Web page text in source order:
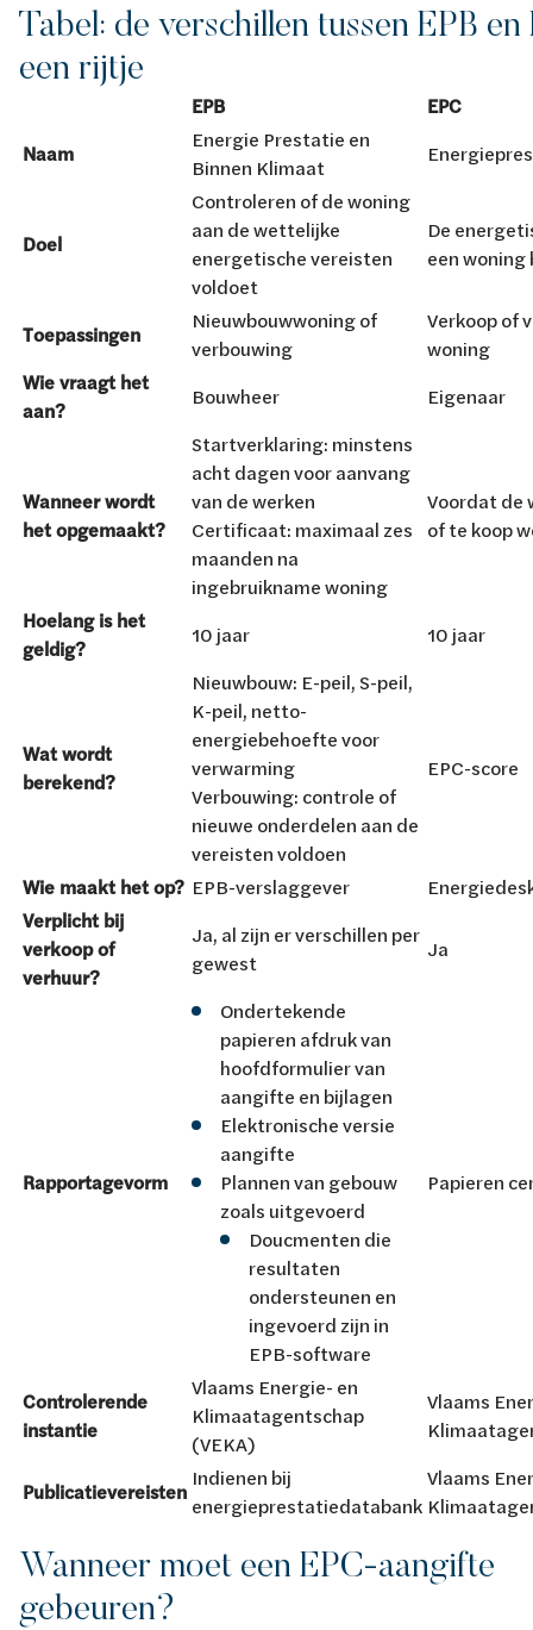
Tabel: de verschillen tussen EPB en
een rijtje
EPB
EPC
Naam
Energie Prestatie en
Binnen Klimaat
Doel
Controleren of de woning
aan de wettelijke
energetische vereisten
voldoet
De
een woning
Toepassingen
Nieuwbouwwoning of
verbouwing
Verkoop of
woning
Wie vraagt het
aan?
Bouwheer Eigenaar
Wanneer wordt
het opgemaakt?
Startverklaring: minstens
acht dagen voor aanvang
van de werken
Certificaat: maximaal zes
maanden na
ingebruikname woning
Voordat de
of te koop
Hoelang is het
geldig?
10 jaar 10 jaar
Wat wordt
berekend?
Nieuwbouw: E-peil, S-peil,
K-peil, netto-
energiebehoefte voor
verwarming
Verbouwing: controle of
nieuwe onderdelen aan de
vereisten voldoen
EPC-score
Wie maakt het op? EPB-verslaggever
Verplicht bij
verkoop of
verhuur?
Ja, al zijn er verschillen per
gewest
Ja
Rapportagevorm
Ondertekende
papieren afdruk van
hoofdformulier van
aangifte en bijlagen
Elektronische versie
aangifte
Plannen van gebouw
zoals uitgevoerd
Doucmenten die
resultaten
ondersteunen en
ingevoerd zijn in
EPB-software
Papieren
Controlerende
instantie
Vlaams Energie- en
Klimaatagentschap
(VEKA)
Vlaams
Publicatievereisten
Indienen bij
energieprestatiedatabank
Vlaams
Wanneer moet een EPC-aangifte
gebeuren?